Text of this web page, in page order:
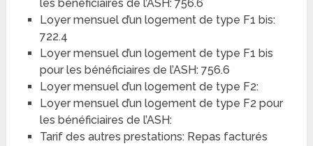
les bénéficiaires de l’ASH: 756.6
Loyer mensuel d’un logement de type F1 bis:
722.4
Loyer mensuel d’un logement de type F1 bis
pour les bénéficiaires de l’ASH: 756.6
Loyer mensuel d’un logement de type F2:
Loyer mensuel d’un logement de type F2 pour
les bénéficiaires de l’ASH:
Tarif des autres prestations: Repas facturés